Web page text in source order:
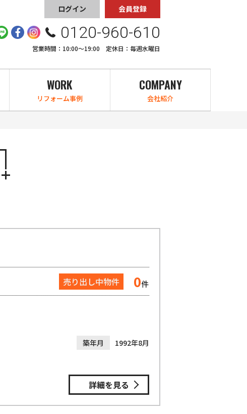
ログイン 会員登録
0120-960-610
営業時間：10:00〜19:00 定休日：毎週水曜日
WORK
リフォーム事例
COMPANY
会社紹介
売り出し中物件 0件
築年月 1992年8月
詳細を見る